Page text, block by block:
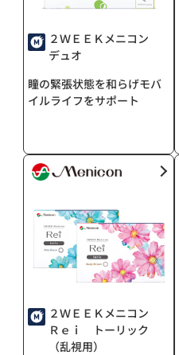
２ＷＥＥＫメニコン
デュオ
瞳の緊張状態を和らげモバ
イルライフをサポート
２ＷＥＥＫメニコン
Ｒｅｉ トーリック
（乱視用）